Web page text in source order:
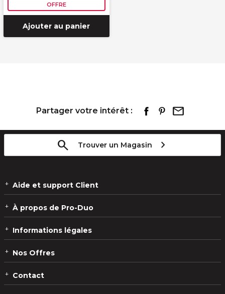
OFFRE
Ajouter au panier
Partager votre intérêt :
Trouver un Magasin
Aide et support Client
À propos de Pro-Duo
Informations légales
Nos Offres
Contact